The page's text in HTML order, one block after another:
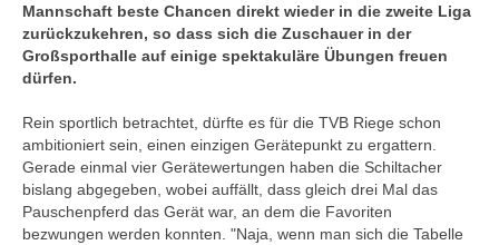
Mannschaft beste Chancen direkt wieder in die zweite Liga
zurückzukehren, so dass sich die Zuschauer in der
Großsporthalle auf einige spektakuläre Übungen freuen
dürfen.
Rein sportlich betrachtet, dürfte es für die TVB Riege schon
ambitioniert sein, einen einzigen Gerätepunkt zu ergattern.
Gerade einmal vier Gerätewertungen haben die Schiltacher
bislang abgegeben, wobei auffällt, dass gleich drei Mal das
Pauschenpferd das Gerät war, an dem die Favoriten
bezwungen werden konnten. "Naja, wenn man sich die Tabelle